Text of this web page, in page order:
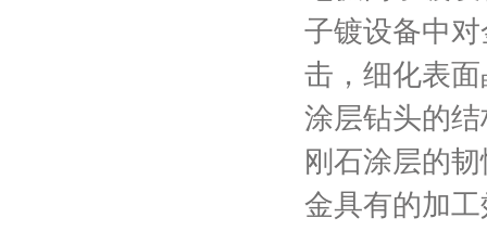
子镀设备中
击，细化表
涂层钻头的
刚石涂层的
金具有的加